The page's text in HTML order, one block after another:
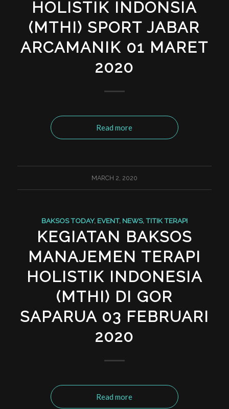
HOLISTIK INDONSIA
(MTHI) SPORT JABAR
ARCAMANIK 01 MARET
2020
Read more
MARCH 2, 2020
BAKSOS TODAY, EVENT, NEWS, TITIK TERAPI
KEGIATAN BAKSOS
MANAJEMEN TERAPI
HOLISTIK INDONESIA
(MTHI) DI GOR
SAPARUA 03 FEBRUARI
2020
Read more